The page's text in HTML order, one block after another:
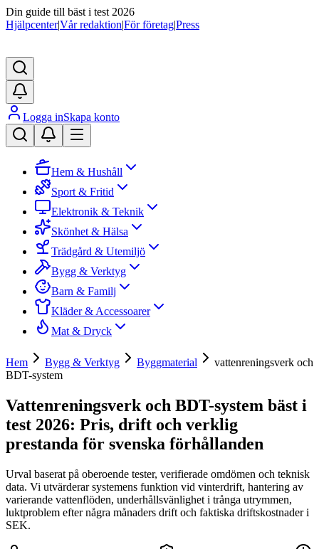
Din guide till bäst i test 2026
Hjälpcenter|Vår redaktion|För företag|Press
Logga inSkapa konto
Hem & Hushåll
Sport & Fritid
Elektronik & Teknik
Skönhet & Hälsa
Trädgård & Utemiljö
Bygg & Verktyg
Barn & Familj
Kläder & Accessoarer
Mat & Dryck
Hem Bygg & Verktyg Byggmaterial
vattenreningsverk och
BDT-system
Vattenreningsverk och BDT-system bäst i
test 2026: Pris, drift och verklig
prestanda för svenska förhållanden
Urval baserat på oberoende tester, verifierade omdömen och teknisk
data. Vi utvärderar systemens funktion vid vinterdrift, hantering av
varierande vattenflöden, underhållsvänlighet i trånga utrymmen,
luktproblem efter några månaders drift och faktiska driftskostnader i
SEK.